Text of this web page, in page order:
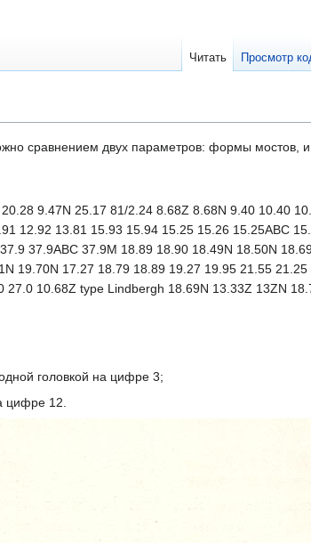
сравнением двух параметров: формы мостов,
9.47N 25.17 81/2.24 8.68Z 8.68N 9.40 10.40
12.92 13.81 15.93 15.94 15.25 15.26 15.25ABC
37.9ABC 37.9M 18.89 18.90 18.49N 18.50N
19.70N 17.27 18.79 18.89 19.27 19.95 21.55
10.68Z type Lindbergh 18.69N 13.33Z 13ZN
головкой на цифре 3;
цифре 12.
Читать Просмотр